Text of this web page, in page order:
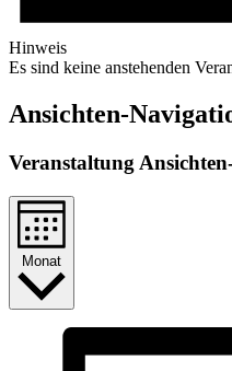
Hinweis
Es sind keine anstehenden
Ansichten-
Veranstaltung
Monat